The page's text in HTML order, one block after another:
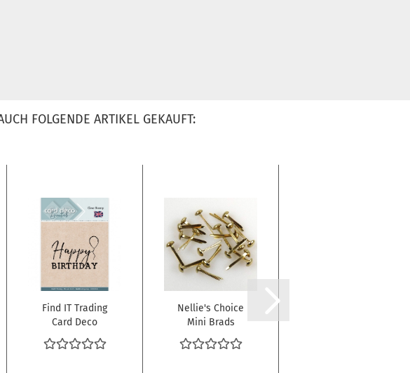
FOLGENDE ARTIKEL GEKAUFT:
Find IT Trading
Card Deco
Clearstempel
Happy...
Nellie's Choice
Mini Brads
Bright Gold
3mm...